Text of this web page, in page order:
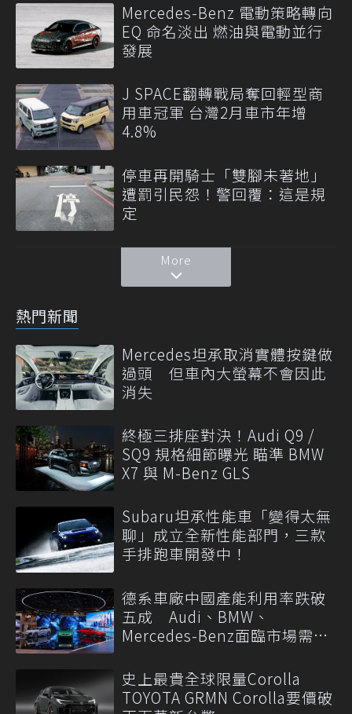
Mercedes-Benz 電動策略轉向
EQ 命名淡出 燃油與電動並行
發展
J SPACE翻轉戰局奪回輕型商
用車冠軍 台灣2月車市年增
4.8%
停車再開騎士「雙腳未著地」
遭罰引民怨！警回覆：這是規
定
More
熱門新聞
Mercedes坦承取消實體按鍵做
過頭 但車內大螢幕不會因此
消失
終極三排座對決！Audi Q9 /
SQ9 規格細節曝光 瞄準 BMW
X7 與 M-Benz GLS
Subaru坦承性能車「變得太無
聊」成立全新性能部門，三款
手排跑車開發中！
德系車廠中國產能利用率跌破
五成 Audi、BMW、
Mercedes-Benz面臨市場需求
史上最貴全球限量Corolla
TOYOTA GRMN Corolla要價破